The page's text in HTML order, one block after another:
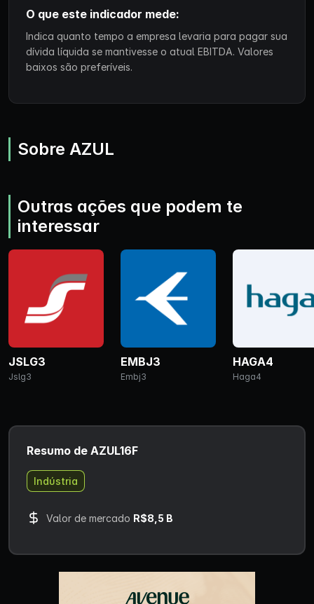
O que este indicador mede:
Indica quanto tempo a empresa levaria para pagar sua
dívida líquida se mantivesse o atual EBITDA. Valores
baixos são preferíveis.
Sobre AZUL
Outras ações que podem te
interessar
JSLG3
Jslg3
EMBJ3
Embj3
HAGA4
Haga4
Resumo de AZUL16F
Indústria
Valor de mercado R$8,5 B